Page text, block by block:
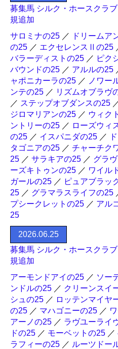
募集馬 シルク・ホースクラ
規追加
サロミナの25 ／ ドリームア
の25 ／ エクセレンスⅡの25
バラーディストの25 ／ ピク
バウンドの25 ／ アルルの25
ャポニカーラの25 ／ ノワー
ンテの25 ／ リズムオブラヴ
／ ステップオブダンスの25
ジロマリアンの25 ／ ウィク
ントリーの25 ／ ローズウィ
の25 ／ イスパニダの25 ／
タゴニアの25 ／ チャーチク
25 ／ サラキアの25 ／ グラ
ーズキトゥンの25 ／ ワイル
ガールの25 ／ ピュアブラッ
25 ／ グラマラスライフの25
プシークレットの25 ／ アル
25
2026.06.25
募集馬 シルク・ホースクラ
規追加
アーモンドアイの25 ／ ソー
ンドルの25 ／ クリーンスイ
シュの25 ／ ロッテンマイヤ
の25 ／ マハゴニーの25 ／
アーノの25 ／ ラヴユーライ
ドの25 ／ モーベットの25 ／
ラフィーの25 ／ ルーツドー